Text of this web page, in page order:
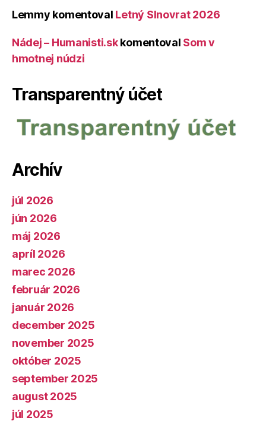
Lemmy komentoval Letný Slnovrat 2026
Nádej – Humanisti.skkomentoval Som v
hmotnej núdzi
Transparentný účet
Archív
júl 2026
jún 2026
máj 2026
apríl 2026
marec 2026
február 2026
január 2026
december 2025
november 2025
október 2025
september 2025
august 2025
júl 2025